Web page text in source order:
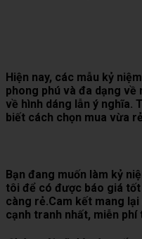
Hiện nay, các mẫu kỷ
phong phú và đa dạng
về hình dáng lẫn ý nghĩa.
biết cách chọn mua vừa
Bạn đang muốn làm kỷ
tôi để có được báo giá
càng rẻ.Cam kết mang
cạnh tranh nhất, miễn